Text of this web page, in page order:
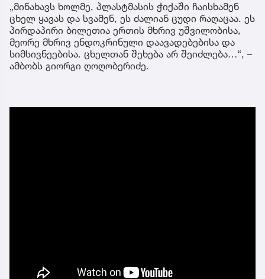
„მინახავს ხოლმე, პლასტმასის ჭიქაში ჩაისხამენ
ცხელ ყავას და სვამენ, ეს ძალიან ცუდი რაღაცაა. ეს
პირდაპირი ბილეთია ერთის მხრივ უშვილობისა,
მეორე მხრივ ენდოკრინული დაავადებებისა და
სიმსივნეებისა. ცხელთან შეხება არ შეიძლება…“, –
ამბობს გიორგი ღოღობერიძე.